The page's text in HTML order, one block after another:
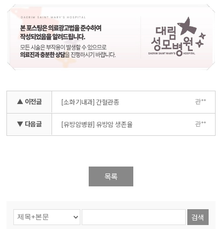
▲ 이전글 [소화기내과] 간혈관종 관**
▼ 다음글 [유방암병원] 유방암 생존율 관**
목록
검색